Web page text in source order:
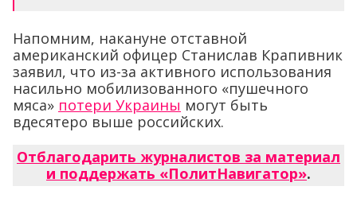
Напомним, накануне отставной
американский офицер Станислав Крапивник
заявил, что из-за активного использования
насильно мобилизованного «пушечного
мяса» потери Украины могут быть
вдесятеро выше российских.
Отблагодарить журналистов за материал
и поддержать «ПолитНавигатор».